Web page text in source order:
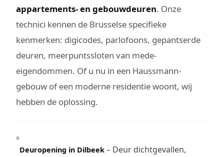
appartements- en gebouwdeuren. Onze
technici kennen de Brusselse specifieke
kenmerken: digicodes, parlofoons, gepantserde
deuren, meerpuntssloten van mede-
eigendommen. Of u nu in een Haussmann-
gebouw of een moderne residentie woont, wij
hebben de oplossing.
Deuropening in Dilbeek– Deur dichtgevallen,